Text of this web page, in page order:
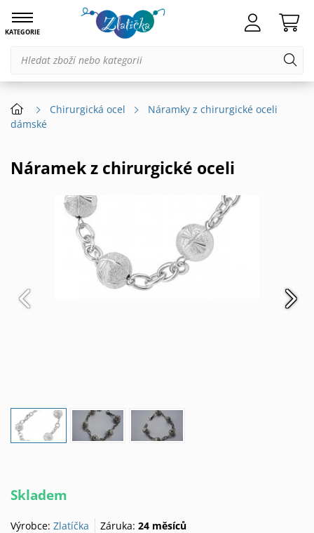
KATEGORIE
Chirurgická ocel
Náramky z chirurgické oceli
dámské
Náramek z chirurgické oceli
Skladem
Výrobce: Zlatíčka Záruka:24 měsíců